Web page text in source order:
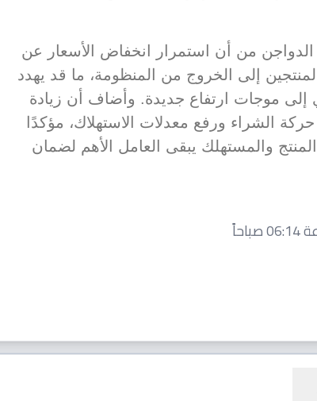
من أن استمرار انخفاض الأسعار عن
إلى الخروج من المنظومة، ما قد يهدد
إلى موجات ارتفاع جديدة. وأضاف أن زيادة
الشراء ورفع معدلات الاستهلاك، مؤكدًا
والمستهلك يبقى العامل الأهم لضمان